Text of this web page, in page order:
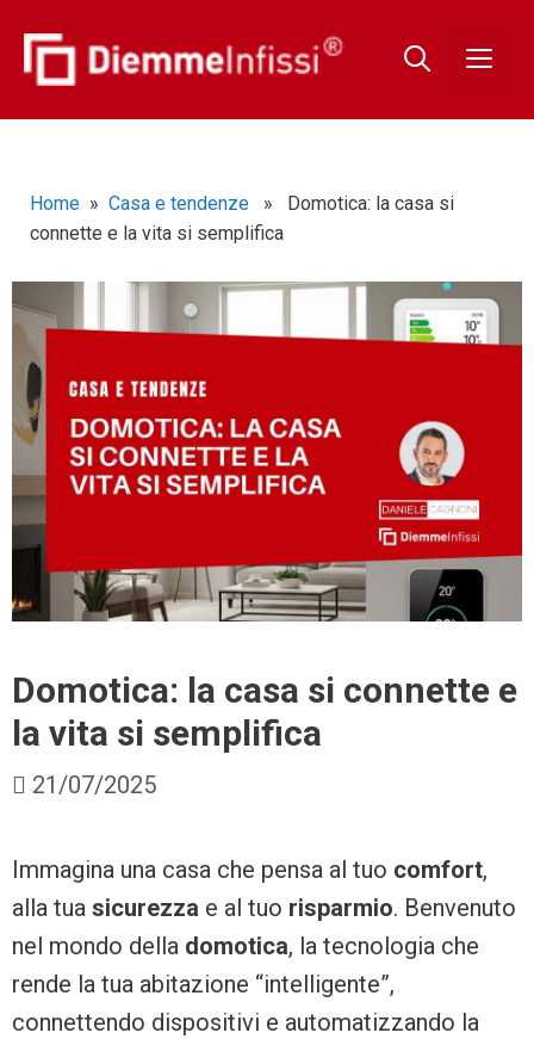
Home » Casa e tendenze » Domotica: la casa si
connette e la vita si semplifica
Domotica: la casa si connette e
la vita si semplifica
21/07/2025
Immagina una casa che pensa al tuo comfort,
alla tua sicurezza e al tuo risparmio. Benvenuto
nel mondo della domotica, la tecnologia che
rende la tua abitazione “intelligente”,
connettendo dispositivi e automatizzando la